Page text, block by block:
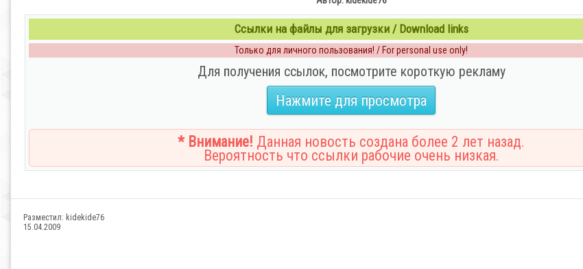
Ссылки на файлы для загрузки / Download links
Только для личного пользования! / For personal use only!
Для получения ссылок, посмотрите короткую рекламу
Нажмите для просмотра
* Внимание! Данная новость создана более 2 лет назад.
Вероятность что ссылки рабочие очень низкая.
Разместил: kidekide76
15.04.2009